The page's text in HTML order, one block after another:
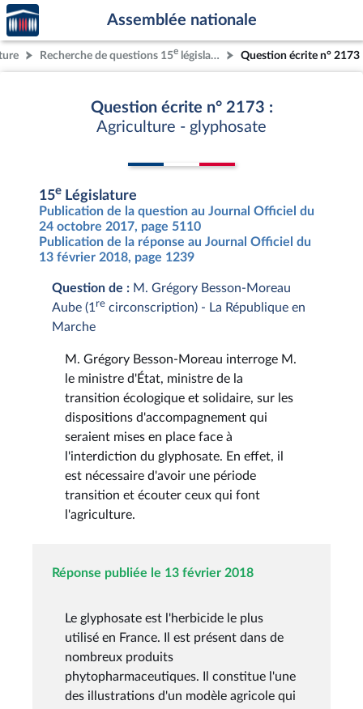
Aller au contenu
Aller en bas de la page
Accèder
à la
page
d'accueil
Assemblée nationale
Recherche de questions 15e législature Question écrite n° 2173
Question écrite n° 2173 :
Agriculture - glyphosate
15e Législature
Publication de la question au Journal Officiel du
24 octobre 2017, page 5110
Publication de la réponse au Journal Officiel du
13 février 2018, page 1239
Question de : M. Grégory Besson-Moreau
Aube (1 re circonscription) - La République en
Marche
M. Grégory Besson-Moreau interroge M.
le ministre d'État, ministre de la
transition écologique et solidaire, sur les
dispositions d'accompagnement qui
seraient mises en place face à
l'interdiction du glyphosate. En effet, il
est nécessaire d'avoir une période
transition et écouter ceux qui font
l'agriculture.
Réponse publiée le 13 février 2018
Le glyphosate est l'herbicide le plus
utilisé en France. Il est présent dans de
nombreux produits
phytopharmaceutiques. Il constitue l'une
des illustrations d'un modèle agricole qui